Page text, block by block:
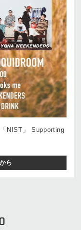
NIST」 Supporting
ら